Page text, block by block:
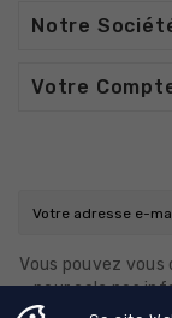
Notre
Votre
Vous pouvez
pour cela nos